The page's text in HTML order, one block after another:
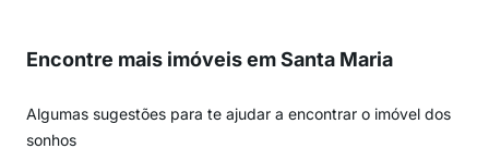
Encontre mais imóveis em Santa Maria
Algumas sugestões para te ajudar a encontrar o imóvel dos
sonhos